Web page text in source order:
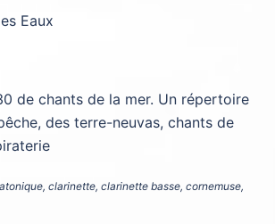
Eaux
de chants de la mer. Un répertoire
des terre-neuvas, chants de
clarinette, clarinette basse, cornemuse,